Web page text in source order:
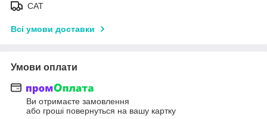
САТ
Всі умови доставки
Умови оплати
Ви отримаєте замовлення
або гроші повернуться на вашу картку